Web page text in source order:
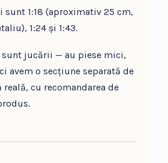
1:18 (aproximativ 25 cm,
1:24 și 1:43.
sunt jucării — au piese mici,
avem o secțiune separată de
cu recomandarea de